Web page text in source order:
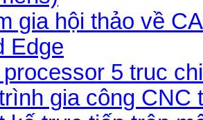
gia hội thảo về
Edge
5 truc
gia công CNC